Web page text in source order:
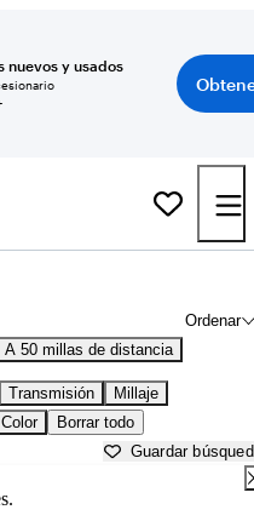
nuevos y usados
Ordenar
A 50 millas de distancia
Transmisión
Millaje
Color Borrar todo
Guardar